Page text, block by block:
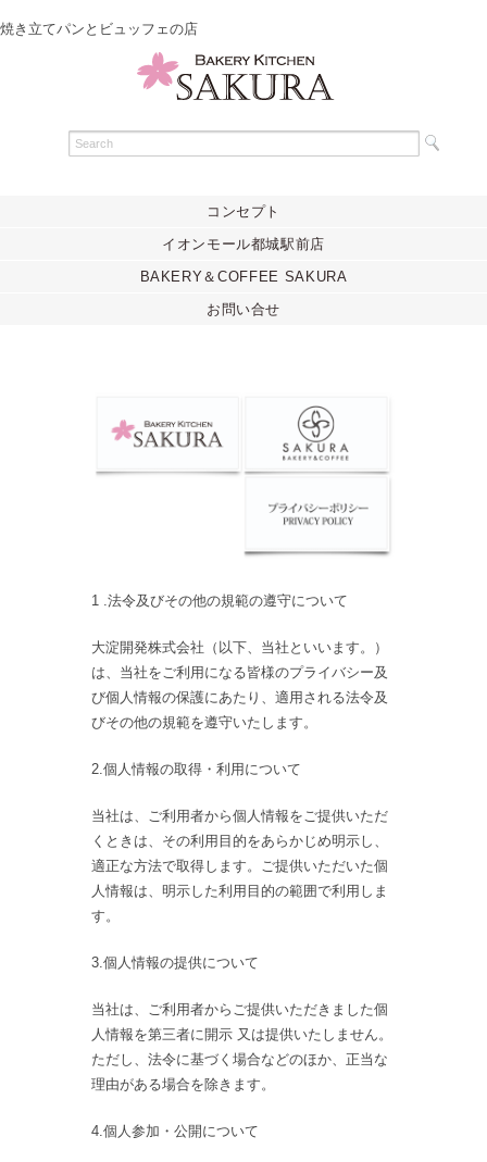
焼き立てパンとビュッフェの店
コンセプト
イオンモール都城駅前店
BAKERY＆COFFEE SAKURA
お問い合せ
1 .法令及びその他の規範の遵守について
大淀開発株式会社（以下、当社といいます。）
は、当社をご利用になる皆様のプライバシー及
び個人情報の保護にあたり、適用される法令及
びその他の規範を遵守いたします。
2.個人情報の取得・利用について
当社は、ご利用者から個人情報をご提供いただ
くときは、その利用目的をあらかじめ明示し、
適正な方法で取得します。ご提供いただいた個
人情報は、明示した利用目的の範囲で利用しま
す。
3.個人情報の提供について
当社は、ご利用者からご提供いただきました個
人情報を第三者に開示 又は提供いたしません。
ただし、法令に基づく場合などのほか、正当な
理由がある場合を除きます。
4.個人参加・公開について